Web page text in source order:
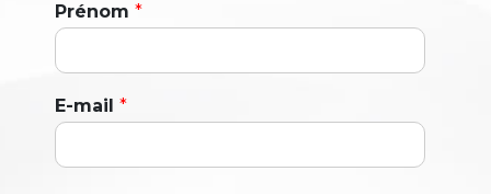
Prénom *
E-mail *